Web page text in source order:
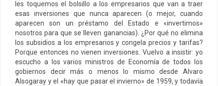
les toquemos el bolsillo a los empresarios que van a traer
esas inversiones que nunca aparecen (o mejor, cuando
aparecen son un préstamo del Estado e «invertimos»
nosotros para que se lleven ganancias). ¿Por qué no elimina
los subsidios a los empresarios y congela precios y tarifas?
Porque entonces no vienen inversiones. Vuelvo a insistir: yo
escucho a los varios ministros de Economía de todos los
gobiernos decir más o menos lo mismo desde Alvaro
Alsogaray y el «hay que pasar el invierno» de 1959, y todavía